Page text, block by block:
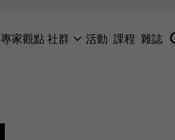
專家觀點社群 活動 課程 雜誌